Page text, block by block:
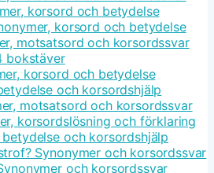
korsord och betydelse
korsord och betydelse
motsatsord och korsordssvar
bokstäver
korsord och betydelse
och korsordshjälp
motsatsord och korsordssvar
korsordslösning och förklaring
och korsordshjälp
Synonymer och korsordssvar
och korsordssvar